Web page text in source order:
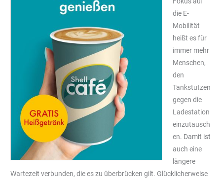
die E-
Mobilität
heißt es für
immer mehr
Menschen,
den
Tankstutzen
gegen die
Ladestation
einzutausch
en. Damit ist
auch eine
längere
Wartezeit verbunden, die es zu überbrücken gilt. Glücklicherweise